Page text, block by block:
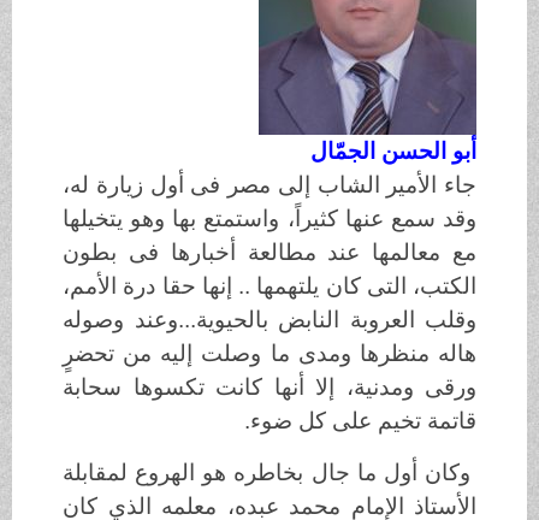
أبو الحسن الجمّال
جاء الأمير الشاب إلى مصر فى أول زيارة له،
وقد سمع عنها كثيراً، واستمتع بها وهو يتخيلها
مع معالمها عند مطالعة أخبارها فى بطون
الكتب، التى كان يلتهمها .. إنها حقا درة الأمم،
وقلب العروبة النابض بالحيوية...وعند وصوله
هاله منظرها ومدى ما وصلت إليه من تحضرٍ
ورقى ومدنية، إلا أنها كانت تكسوها سحابة
قاتمة تخيم على كل ضوء.
وكان أول ما جال بخاطره هو الهروع لمقابلة
الأستاذ الإمام محمد عبده، معلمه الذي كان